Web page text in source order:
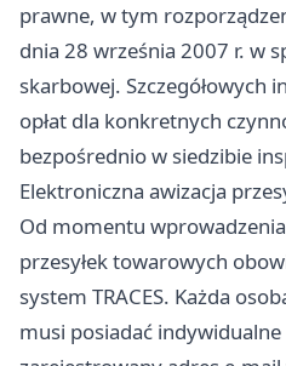
prawne, w tym
dnia 28 września 2007 r. w
skarbowej. Szczegółowych
opłat dla konkretnych
bezpośrednio w siedzibie
Elektroniczna awizacja
Od momentu
przesyłek towarowych
system TRACES. Każda
musi posiadać